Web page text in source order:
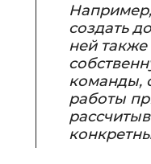
создать
ней
команды,
работы